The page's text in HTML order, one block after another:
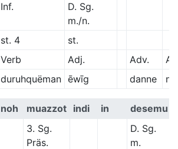
Inf.
D. Sg.
m./n.
st. 4
st.
Verb Adj. Adv.
duruhquëman ēwīg danne nū̆
noh muazzot indi in
desemu
3. Sg.
Präs.
D. Sg.
m.